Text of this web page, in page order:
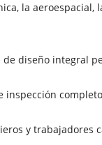
la
diseño integral
y trabajadores